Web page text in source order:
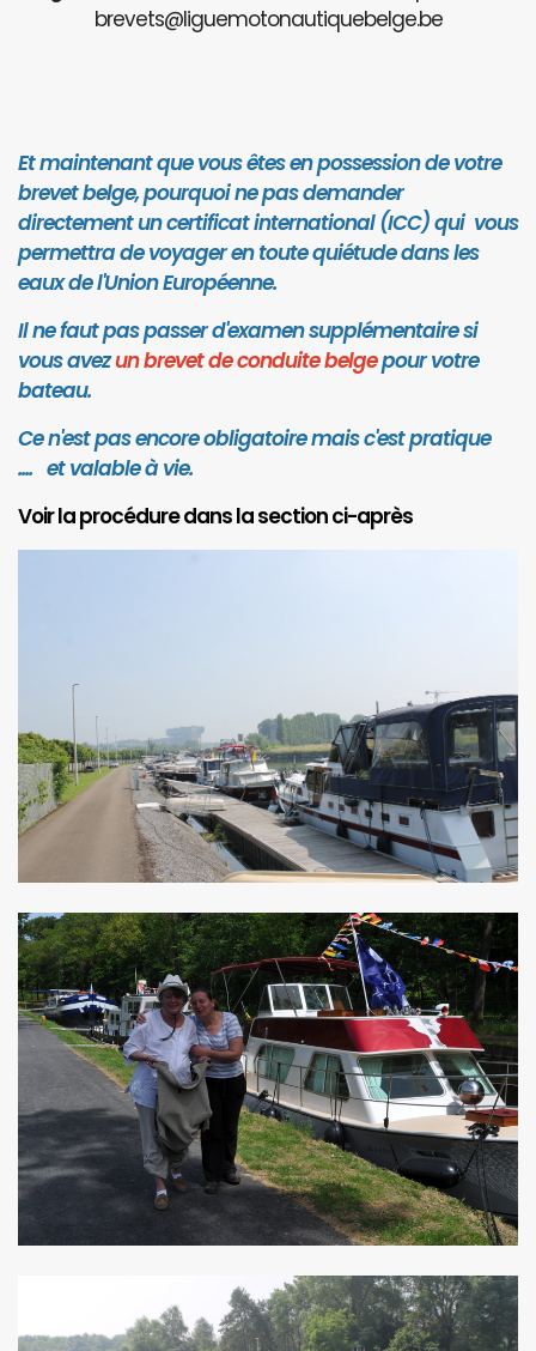
brevets@liguemotonautiquebelge.be
Et maintenant que vous êtes en possession de votre
brevet belge, pourquoi ne pas demander
directement un certificat international (ICC) qui vous
permettra de voyager en toute quiétude dans les
eaux de l'Union Européenne.
Il ne faut pas passer d'examen supplémentaire si
vous avezun brevet de conduite belgepour votre
bateau.
Ce n'est pas encore obligatoire mais c'est pratique
.... et valable à vie.
Voir la procédure dans la section ci-après